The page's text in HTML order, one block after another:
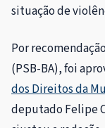
situação de
Por
(PSB-BA), foi
dos Direitos da
deputado Felipe